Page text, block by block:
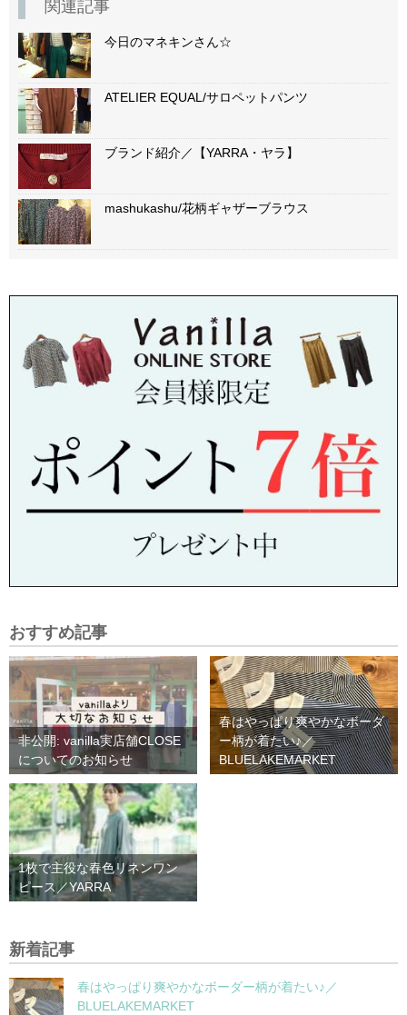
関連記事
今日のマネキンさん☆
ATELIER EQUAL/サロペットパンツ
ブランド紹介／【YARRA・ヤラ】
mashukashu/花柄ギャザーブラウス
おすすめ記事
非公開: vanilla実店舗CLOSE
についてのお知らせ
春はやっぱり爽やかなボーダ
ー柄が着たい♪／
BLUELAKEMARKET
1枚で主役な春色リネンワン
ピース／YARRA
新着記事
春はやっぱり爽やかなボーダー柄が着たい♪／
BLUELAKEMARKET